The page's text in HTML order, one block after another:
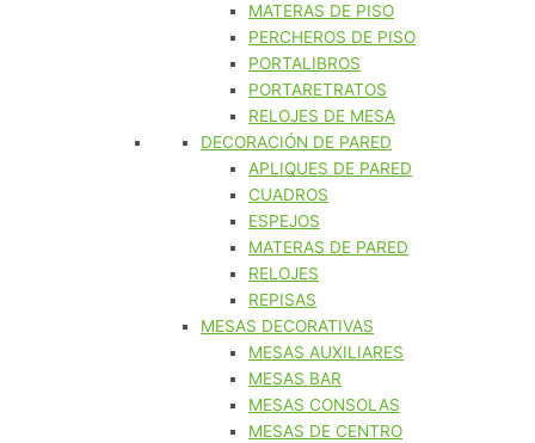
MATERAS DE PISO
PERCHEROS DE PISO
PORTALIBROS
PORTARETRATOS
RELOJES DE MESA
DECORACIÓN DE PARED
APLIQUES DE PARED
CUADROS
ESPEJOS
MATERAS DE PARED
RELOJES
REPISAS
MESAS DECORATIVAS
MESAS AUXILIARES
MESAS BAR
MESAS CONSOLAS
MESAS DE CENTRO